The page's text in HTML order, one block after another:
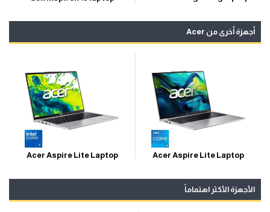
أجهزة أخرى من Acer
Acer Aspire Lite Laptop
Acer Aspire Lite Laptop
الأجهزة الأكثر اهتماماً